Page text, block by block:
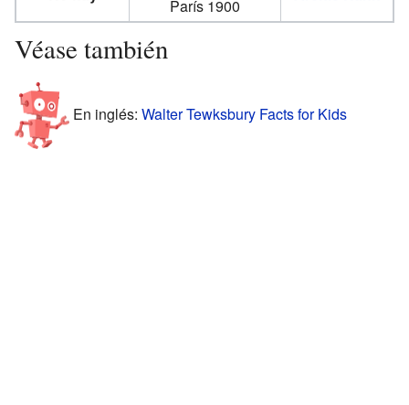
París 1900
Véase también
En inglés: Walter Tewksbury Facts for Kids